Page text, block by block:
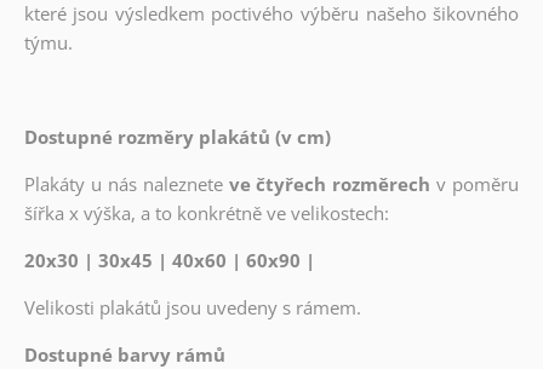
které jsou výsledkem poctivého výběru našeho šikovného
týmu.
Dostupné rozměry plakátů (v cm)
Plakáty u nás naleznete ve čtyřech rozměrech v poměru
šířka x výška, a to konkrétně ve velikostech:
20x30 | 30x45 | 40x60 | 60x90 |
Velikosti plakátů jsou uvedeny s rámem.
Dostupné barvy rámů